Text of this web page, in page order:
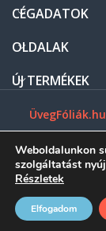
CÉGADATOK
OLDALAK
ÚJ TERMÉKEK
ÜvegFóliák.hu
Weboldalunkon
szolgáltatást
Részletek
Elfogadom
MenüShopFiókomKosár